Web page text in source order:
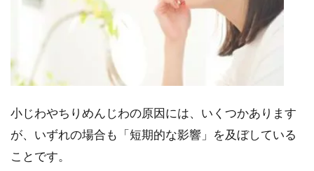
小じわやちりめんじわの原因には、いくつかあります
が、いずれの場合も「短期的な影響」を及ぼしている
ことです。